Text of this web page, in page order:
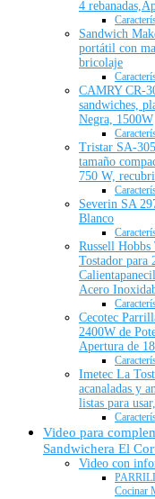
4
Sandwich
portátil con
bricolaje
CAMRY CR-
sandwiches,
Negra, 1500W
Tristar SA-
tamaño
750 W,
Severin SA
Blanco
Russell Hobbs
Tostador para
Acero
Cecotec
2400W de
Apertura de
Imetec La
acanaladas y
listas para
Video para
Sandwichera El
Video con
Cocinar